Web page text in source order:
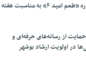
بوشهر میزبان جشنواره «طعم امید ۶» به مناسبت هفته
از رسانه‌های حرفه‌ای و
در اولویت ارشاد بوشهر